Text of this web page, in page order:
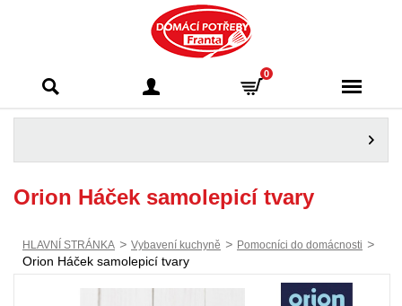
Franta - Příbram
0
Orion Háček samolepicí tvary
HLAVNÍ STRÁNKA > Vybavení kuchyně > Pomocníci do domácnosti >
Orion Háček samolepicí tvary